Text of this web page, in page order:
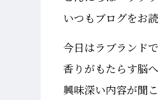
いつもブログをお
今日はラブランド
香りがもたらす脳
興味深い内容が聞